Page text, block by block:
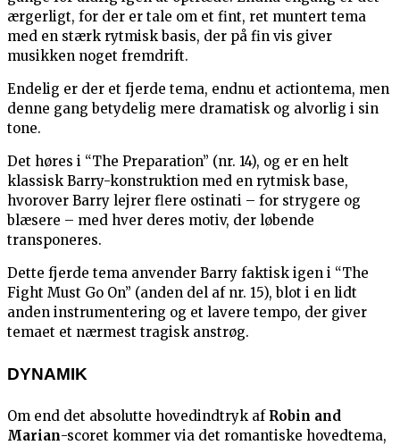
ærgerligt, for der er tale om et fint, ret muntert tema
med en stærk rytmisk basis, der på fin vis giver
musikken noget fremdrift.
Endelig er der et fjerde tema, endnu et actiontema, men
denne gang betydelig mere dramatisk og alvorlig i sin
tone.
Det høres i “The Preparation” (nr. 14), og er en helt
klassisk Barry-konstruktion med en rytmisk base,
hvorover Barry lejrer flere ostinati – for strygere og
blæsere – med hver deres motiv, der løbende
transponeres.
Dette fjerde tema anvender Barry faktisk igen i “The
Fight Must Go On” (anden del af nr. 15), blot i en lidt
anden instrumentering og et lavere tempo, der giver
temaet et nærmest tragisk anstrøg.
DYNAMIK
Om end det absolutte hovedindtryk af Robin and
Marian-scoret kommer via det romantiske hovedtema,